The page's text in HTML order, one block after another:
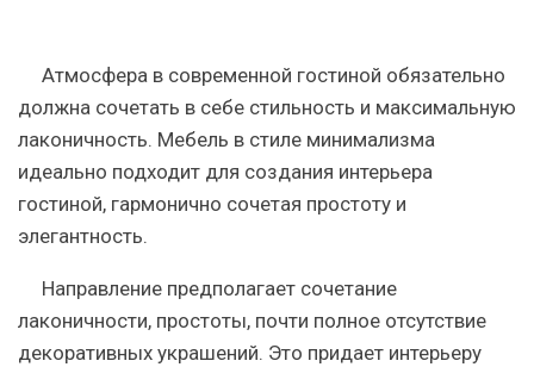
Атмосфера в современной гостиной обязательно
должна сочетать в себе стильность и максимальную
лаконичность. Мебель в стиле минимализма
идеально подходит для создания интерьера
гостиной, гармонично сочетая простоту и
элегантность.
Направление предполагает сочетание
лаконичности, простоты, почти полное отсутствие
декоративных украшений. Это придает интерьеру